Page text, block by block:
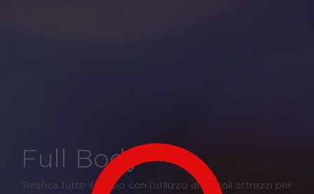
Full Body
Tonifica tutto il corpo con l’utilizzo di piccoli attrezzi per